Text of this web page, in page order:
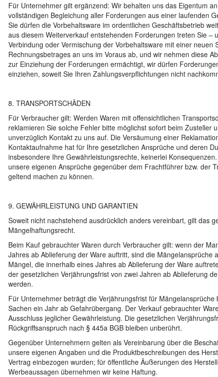
Für Unternehmer gilt ergänzend: Wir behalten uns das Eigentum
vollständigen Begleichung aller Forderungen aus einer laufenden
Sie dürfen die Vorbehaltsware im ordentlichen Geschäftsbetrieb
aus diesem Weiterverkauf entstehenden Forderungen treten Sie –
Verbindung oder Vermischung der Vorbehaltsware mit einer neuen
Rechnungsbetrages an uns im Voraus ab, und wir nehmen diese
zur Einziehung der Forderungen ermächtigt, wir dürfen
einziehen, soweit Sie Ihren Zahlungsverpflichtungen nicht
8. TRANSPORTSCHÄDEN
Für Verbraucher gilt: Werden Waren mit offensichtlichen
reklamieren Sie solche Fehler bitte möglichst sofort beim Zusteller
unverzüglich Kontakt zu uns auf. Die Versäumung einer
Kontaktaufnahme hat für Ihre gesetzlichen Ansprüche und deren
insbesondere Ihre Gewährleistungsrechte, keinerlei
unsere eigenen Ansprüche gegenüber dem Frachtführer bzw. der
geltend machen zu können.
9. GEWÄHRLEISTUNG UND GARANTIEN
Soweit nicht nachstehend ausdrücklich anders vereinbart, gilt das
Mängelhaftungsrecht.
Beim Kauf gebrauchter Waren durch Verbraucher gilt: wenn der
Jahres ab Ablieferung der Ware auftritt, sind die Mängelansprüche
Mängel, die innerhalb eines Jahres ab Ablieferung der Ware
der gesetzlichen Verjährungsfrist von zwei Jahren ab Ablieferung
werden.
Für Unternehmer beträgt die Verjährungsfrist für Mängelansprüche
Sachen ein Jahr ab Gefahrübergang. Der Verkauf gebrauchter
Ausschluss jeglicher Gewährleistung. Die gesetzlichen
Rückgriffsanspruch nach § 445a BGB bleiben unberührt.
Gegenüber Unternehmern gelten als Vereinbarung über die
unsere eigenen Angaben und die Produktbeschreibungen des
Vertrag einbezogen wurden; für öffentliche Äußerungen des
Werbeaussagen übernehmen wir keine Haftung.